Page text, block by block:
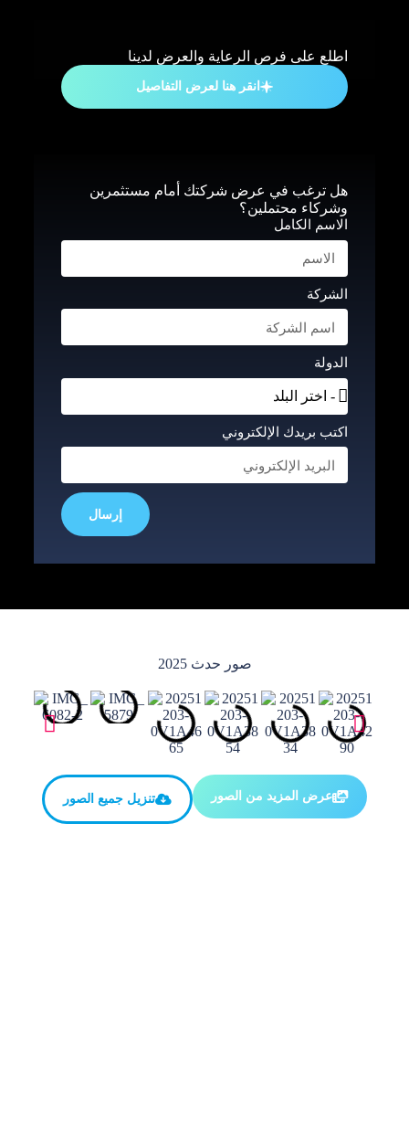
اطلع على فرص الرعاية والعرض لدينا
انقر هنا لعرض التفاصيل
هل ترغب في عرض شركتك أمام مستثمرين
وشركاء محتملين؟
الاسم الكامل
الشركة
الدولة
اكتب بريدك الإلكتروني
إرسال
صور حدث 2025
عرض المزيد من الصور تنزيل جميع الصور